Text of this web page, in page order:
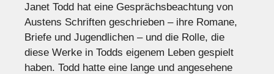
Janet Todd hat eine Gesprächsbeachtung von
Austens Schriften geschrieben – ihre Romane,
Briefe und Jugendlichen – und die Rolle, die
diese Werke in Todds eigenem Leben gespielt
haben. Todd hatte eine lange und angesehene